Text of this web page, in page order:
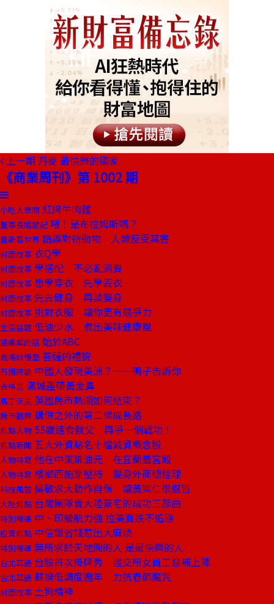
上一期 丹麥 最快樂的國家
《商業周刊》第 1002 期
小吃大學問 紅牌牛肉麵
董事長嬉遊記 喂！是布拉姆斯嗎？
重新看世界 錯誤對待動物 人類反受其害
封面故事 衣Q學
封面故事 學搭配 不必亂消費
封面故事 想學穿衣 先學丟衣
封面故事 先去健身 再談變身
封面故事 挑對衣服 讓你更有競爭力
生活話題 低油少水 煮出美味健康風
總編輯的話 始於ABC
商場自慢塾 菩薩的禮貌
石頭評論 中國人發現美洲？——鴨子告訴你
去梯言 滿城盡帶黃金鼻
馬丁沃夫 英國房市熱潮如何結束？
房市觀察 購併之外的第二條成長路
焦點人物 55歲速食教父 再爭一個戰功！
焦點新聞 五大外資點名十檔減資概念股
人物特寫 他在中東賺油元 在宜蘭蓋宮殿
人物特寫 檳榔西施靠堅持 變身外商總經理
科技風雲 吳敏求大動作自保 讓黃崇仁很感冒
大陸焦點 台灣團隊賣大陸豪宅的成功三部曲
特別報導 中、印續航力強 拉美買跌不追漲
投資焦點 中信銀省錢惹出大麻煩
特別報導 無所求於天地間的人 是最快樂的人
台北耳語 台股首次掛牌秀 證交所女員工惡補上陣
台北耳語 蘇揆低調度週年 力抗春節魔咒
封面故事 土狗精神